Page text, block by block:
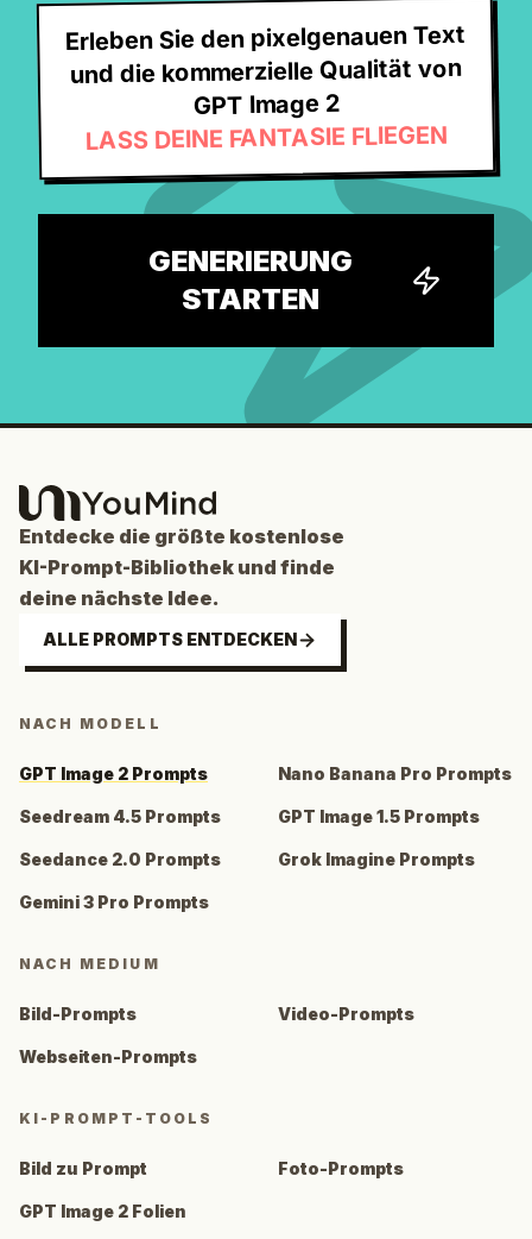
Erleben Sie den pixelgenauen Text
und die kommerzielle Qualität von
GPT Image 2
LASS DEINE FANTASIE FLIEGEN
GENERIERUNG
STARTEN
Entdecke die größte kostenlose
KI-Prompt-Bibliothek und finde
deine nächste Idee.
ALLE PROMPTS ENTDECKEN
NACH MODELL
GPT Image 2 Prompts Nano Banana Pro Prompts
Seedream 4.5 Prompts GPT Image 1.5 Prompts
Seedance 2.0 Prompts Grok Imagine Prompts
Gemini 3 Pro Prompts
NACH MEDIUM
Bild-Prompts Video-Prompts
Webseiten-Prompts
KI-PROMPT-TOOLS
Bild zu Prompt Foto-Prompts
GPT Image 2 Folien